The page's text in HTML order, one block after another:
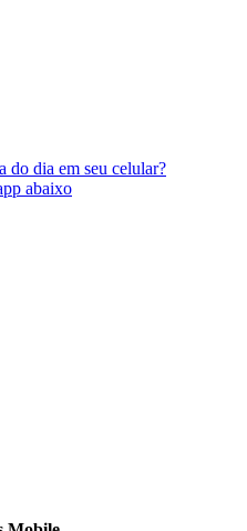
do dia em seu celular?
abaixo